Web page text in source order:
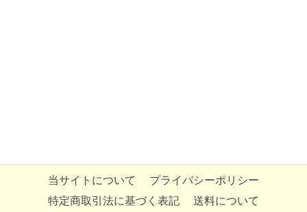
当サイトについて
プライバシーポリシー
特定商取引法に基づく表記
送料について